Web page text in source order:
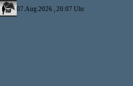
07.Aug.2026 , 20:07 Uhr